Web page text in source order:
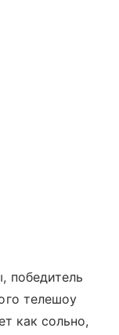
победитель
телешоу
как сольно,